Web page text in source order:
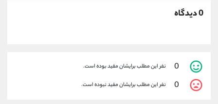
0 دیدگاه
0 نفر این مطلب برایشان مفید بوده است.
0 نفر این مطلب برایشان مفید نبوده است.